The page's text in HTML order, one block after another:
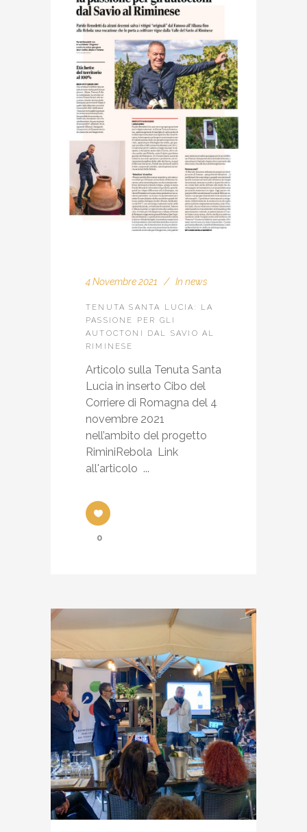
4 Novembre 2021 In news
TENUTA SANTA LUCIA: LA
PASSIONE PER GLI
AUTOCTONI DAL SAVIO AL
RIMINESE
Articolo sulla Tenuta Santa
Lucia in inserto Cibo del
Corriere di Romagna del 4
novembre 2021
nell’ambito del progetto
RiminiRebola Link
all'articolo ...
0